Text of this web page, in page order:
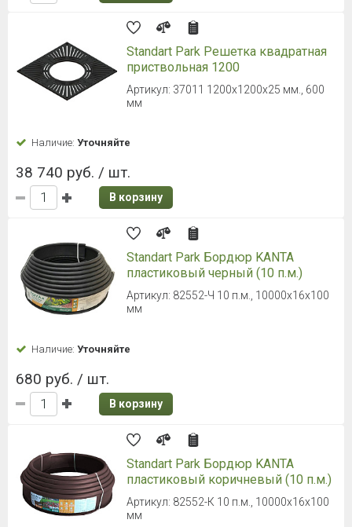
Standart Park Решетка квадратная
приствольная 1200
Артикул: 37011 1200х1200х25 мм., 600
мм
Наличие: Уточняйте
38 740 руб. / шт.
В корзину
Standart Park Бордюр KANTA
пластиковый черный (10 п.м.)
Артикул: 82552-Ч 10 п.м., 10000x16x100
мм
Наличие: Уточняйте
680 руб. / шт.
В корзину
Standart Park Бордюр KANTA
пластиковый коричневый (10 п.м.)
Артикул: 82552-К 10 п.м., 10000x16x100
мм